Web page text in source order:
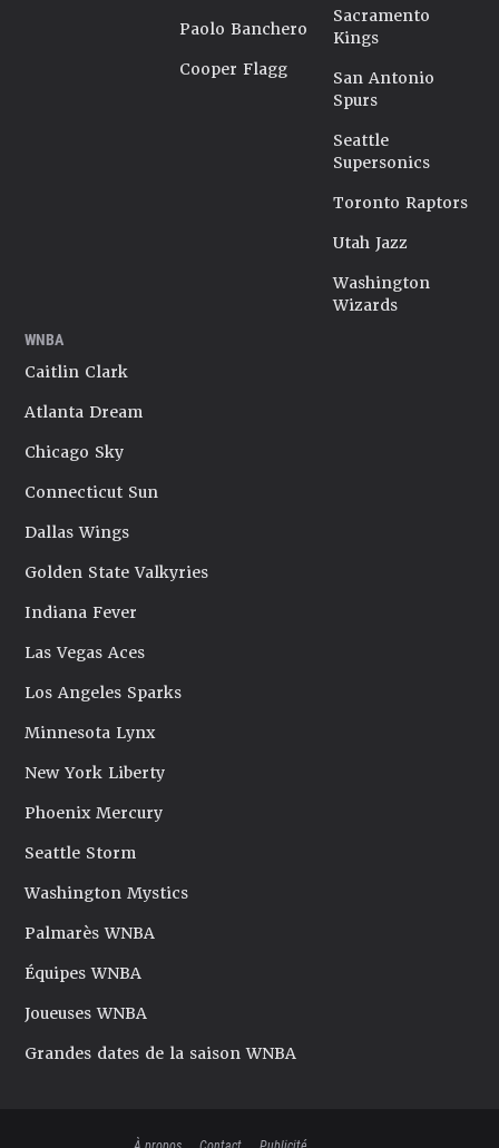
Paolo Banchero
Cooper Flagg
Sacramento
Kings
San Antonio
Spurs
Seattle
Supersonics
Toronto Raptors
Utah Jazz
Washington
Wizards
WNBA
Caitlin Clark
Atlanta Dream
Chicago Sky
Connecticut Sun
Dallas Wings
Golden State Valkyries
Indiana Fever
Las Vegas Aces
Los Angeles Sparks
Minnesota Lynx
New York Liberty
Phoenix Mercury
Seattle Storm
Washington Mystics
Palmarès WNBA
Équipes WNBA
Joueuses WNBA
Grandes dates de la saison WNBA